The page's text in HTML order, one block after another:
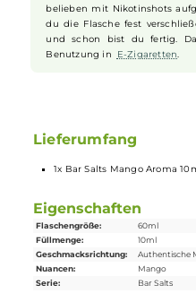
Mango-Aroma wird
hergestellt, die für ihre
sind. Mit dieser Auswahl
ein hochwertiges
Longfill System
BeiLongfill-Aromen
Gebrauch noch mit
belieben mit Nikotinshots
du die Flasche fest
und schon bist du
Benutzung in
E-Zigaretten